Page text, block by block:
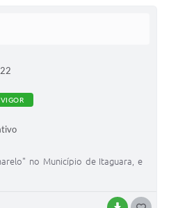
no Município de Itaguara, e